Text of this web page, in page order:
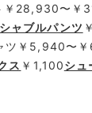
￥28,930〜￥
ャブルパンツ
ツ￥5,940〜
ス ￥1,100シュ